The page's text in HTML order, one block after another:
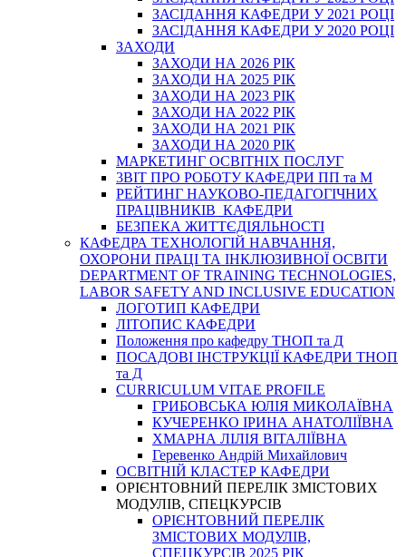
ЗАСІДАННЯ КАФЕДРИ У 2021 РОЦІ
ЗАСІДАННЯ КАФЕДРИ У 2020 РОЦІ
ЗАХОДИ
ЗАХОДИ НА 2026 РІК
ЗАХОДИ НА 2025 РІК
ЗАХОДИ НА 2023 РІК
ЗАХОДИ НА 2022 РІК
ЗАХОДИ НА 2021 РІК
ЗАХОДИ НА 2020 РІК
МАРКЕТИНГ ОСВІТНІХ ПОСЛУГ
3BIT ПРО РОБОТУ КАФЕДРИ ПП та М
РЕЙТИНГ НАУКОВО-ПЕДАГОГІЧНИХ
ПРАЦІВНИКІВ КАФЕДРИ
БЕЗПЕКА ЖИТТЄДІЯЛЬНОСТІ
КАФЕДРА ТЕХНОЛОГІЙ НАВЧАННЯ,
ОХОРОНИ ПРАЦІ ТА ІНКЛЮЗИВНОЇ ОСВІТИ
DEPARTMENT OF TRAINING TECHNOLOGIES,
LABOR SAFETY AND INCLUSIVE EDUCATION
ЛОГОТИП КАФЕДРИ
ЛІТОПИС КАФЕДРИ
Положення про кафедру ТНОП та Д
ПОСАДОВІ ІНСТРУКЦІЇ КАФЕДРИ ТНОП
та Д
CURRICULUM VITAE PROFILE
ГРИБОВСЬКА ЮЛІЯ МИКОЛАЇВНА
КУЧЕРЕНКО ІРИНА АНАТОЛІЇВНА
ХМАРНА ЛІЛІЯ ВІТАЛІЇВНА
Геревенко Андрій Михайлович
ОСВІТНІЙ КЛАСТЕР КАФЕДРИ
ОРІЄНТОВНИЙ ПЕРЕЛІК ЗМІСТОВИХ
МОДУЛІВ, СПЕЦКУРСІВ
ОРІЄНТОВНИЙ ПЕРЕЛІК
ЗМІСТОВИХ МОДУЛІВ,
СПЕЦКУРСІВ 2025 РІК